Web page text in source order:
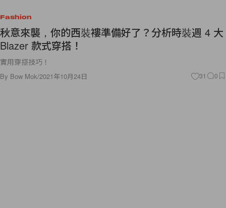
Fashion
秋意來襲，你的西裝褸準備好了？分析時裝週 4 大
Blazer 款式穿搭！
實用穿搭技巧！
By Bow Mok/2021年10月24日 31 0